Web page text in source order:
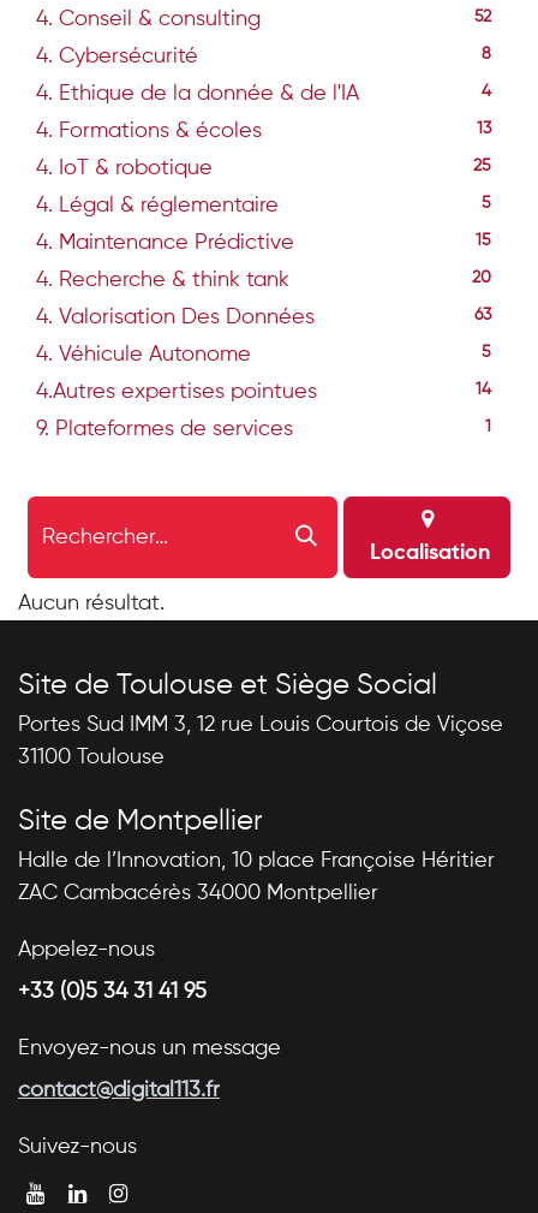
4. Conseil & consulting 52
4. Cybersécurité 8
4. Ethique de la donnée & de l'IA 4
4. Formations & écoles 13
4. IoT & robotique 25
4. Légal & réglementaire 5
4. Maintenance Prédictive 15
4. Recherche & think tank 20
4. Valorisation Des Données 63
4. Véhicule Autonome 5
4.Autres expertises pointues 14
9. Plateformes de services
Localisation
Aucun résultat.
Site de Toulouse et Siège Social
Portes Sud IMM 3, 12 rue Louis Courtois de Viçose
31100 Toulouse
Site de Montpellier
Halle de l’Innovation, 10 place Françoise Héritier
ZAC Cambacérès 34000 Montpellier
Appelez-nous
+33 (0)5 34 31 41 95
Envoyez-nous un message
contact@digital113.fr
Suivez-nous